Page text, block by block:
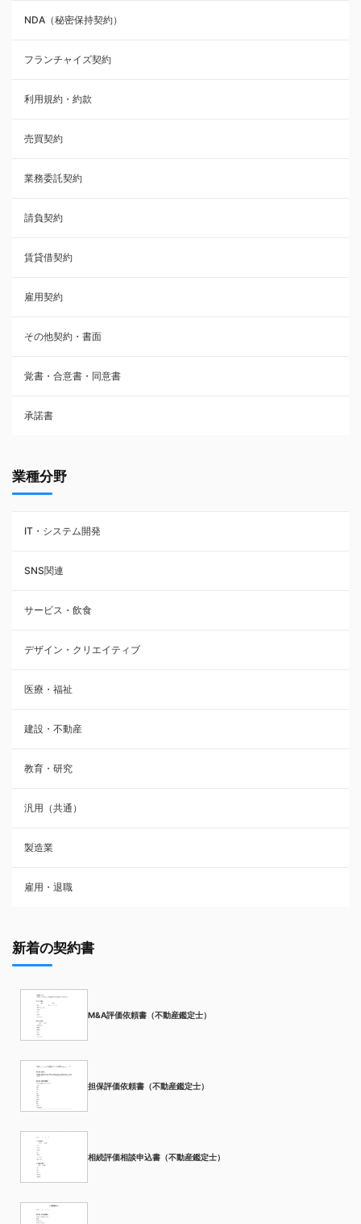
業務委託契約
利用規約・約款
覚書・合意書・同意書
承諾書
雇用契約
その他契約・書面
売買契約
株主総会議事録・関連書類
請負契約
フランチャイズ契約
賃貸借契約
NDA（秘密保持契約）
フランチャイズ契約
利用規約・約款
売買契約
業務委託契約
請負契約
賃貸借契約
雇用契約
その他契約・書面
覚書・合意書・同意書
承諾書
業種分野
IT・システム開発
SNS関連
サービス・飲食
デザイン・クリエイティブ
医療・福祉
建設・不動産
教育・研究
汎用（共通）
製造業
雇用・退職
新着の契約書
M&A評価依頼書（不動産鑑定士）
担保評価依頼書（不動産鑑定士）
相続評価相談申込書（不動産鑑定士）